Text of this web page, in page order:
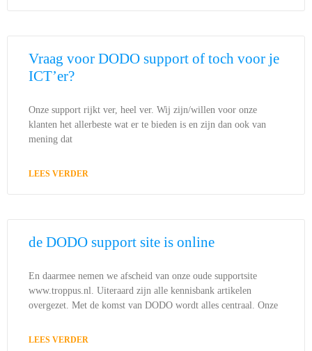
Vraag voor DODO support of toch voor je
ICT’er?
Onze support rijkt ver, heel ver. Wij zijn/willen voor onze
klanten het allerbeste wat er te bieden is en zijn dan ook van
mening dat
LEES VERDER
de DODO support site is online
En daarmee nemen we afscheid van onze oude supportsite
www.troppus.nl. Uiteraard zijn alle kennisbank artikelen
overgezet. Met de komst van DODO wordt alles centraal. Onze
LEES VERDER